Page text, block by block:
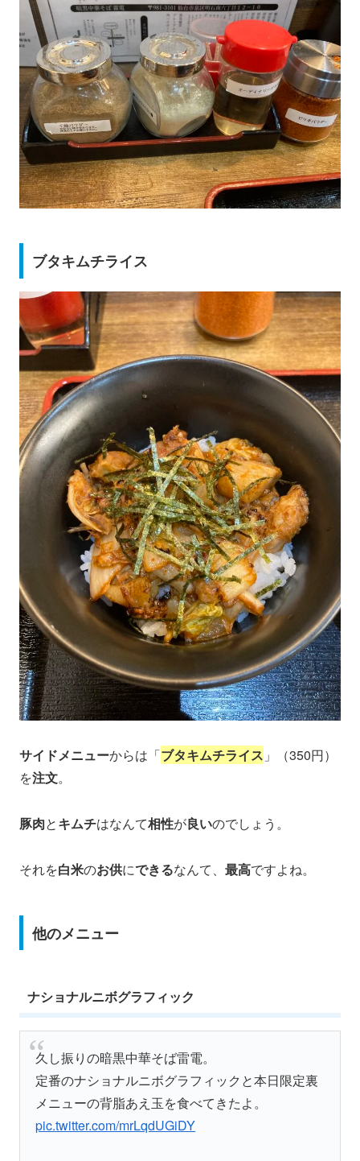
ブタキムチライス
サイドメニューからは「ブタキムチライス 」（350円）
を注文。
豚肉とキムチはなんて相性が良いのでしょう。
それを白米のお供にできるなんて、 最高ですよね。
他のメニュー
ナショナルニボグラフィック
久し振りの暗黒中華そば雷電。
定番のナショナルニボグラフィックと本日限定裏
メニューの背脂あえ玉を食べてきたよ。
pic.twitter.com/mrLqdUGiDY